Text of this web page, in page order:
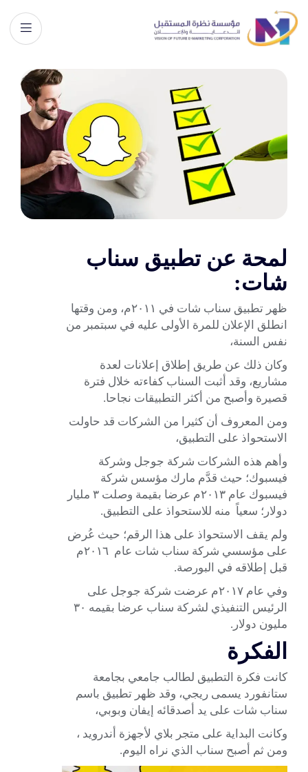
لمحة عن تطبيق سناب
شات:
ظهر تطبيق سناب شات في ٢٠١١م، ومن وقتها
انطلق الإعلان للمرة الأولى عليه في سبتمبر من
نفس السنة،
وكان ذلك عن طريق إطلاق إعلانات لعدة
مشاريع، وقد أثبت السناب كفاءته خلال فترة
قصيرة وأصبح من أكثر التطبيقات نجاحا.
ومن المعروف أن كثيرا من الشركات قد حاولت
الاستحواذ على التطبيق،
وأهم هذه الشركات شركة جوجل وشركة
فيسبوك؛ حيث قدَّم مارك مؤسس شركة
فيسبوك عام ٢٠١٣م عرضا بقيمة وصلت ٣ مليار
دولار؛ سعياً منه للاستحواذ على التطبيق.
ولم يقف الاستحواذ على هذا الرقم؛ حيث عُرض
على مؤسسي شركة سناب شات عام ٢٠١٦م
قبل إطلاقه في البورصة.
وفي عام ٢٠١٧م عرضت شركة جوجل على
الرئيس التنفيذي لشركة سناب عرضا بقيمه ٣٠
مليون دولار.
الفكرة
كانت فكرة التطبيق لطالب جامعي بجامعة
ستانفورد يسمى ريجي، وقد ظهر تطبيق باسم
سناب شات على يد أصدقائه إيفان وبوبي،
وكانت البداية على متجر بلاي لأجهزة أندرويد ،
ومن ثم أصبح سناب الذي نراه اليوم.